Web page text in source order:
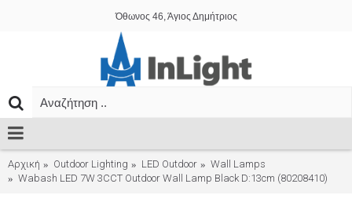
Όθωνος 46, Άγιος Δημήτριος
Αρχική Outdoor Lighting LED Outdoor
Wall Lamps
Wabash LED 7W 3CCT Outdoor Wall Lamp Black D:13cm (80208410)